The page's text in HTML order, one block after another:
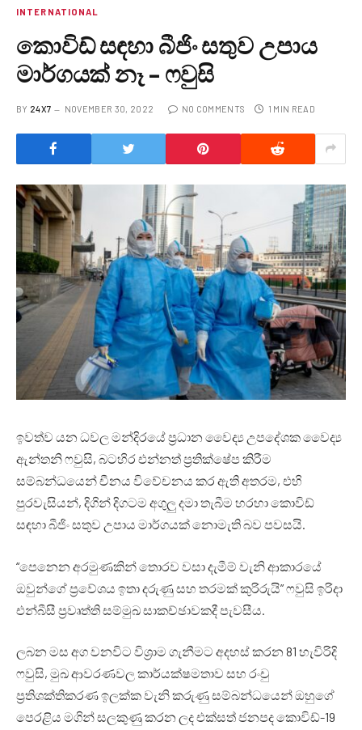
INTERNATIONAL
කොවිඩ් සඳහා බීජිං සතුව උපාය
මාර්ගයක් නෑ – ෆවුසි
BY 24X7 NOVEMBER 30, 2022 NO COMMENTS 1 MIN READ
ඉවත්ව යන ධවල මන්දිරයේ ප්‍රධාන වෛද්‍ය උපදේශක වෛද්‍ය
ඇන්තනි ෆවුසි, බටහිර එන්නත් ප්‍රතික්ෂේප කිරීම
සම්බන්ධයෙන් චීනය විවේචනය කර ඇති අතරම, එහි
පුරවැසියන්, දිගින් දිගටම අගුලු දමා තැබීම හරහා කොවිඩ්
සඳහා බීජිං සතුව උපාය මාර්ගයක් නොමැති බව පවසයි.
“පෙනෙන අරමුණකින් තොරව වසා දැමීම් වැනි ආකාරයේ
ඔවුන්ගේ ප්‍රවේශය ඉතා දරුණු සහ තරමක් කුරිරුයි” ෆවුසි ඉරිදා
එන්බීසී ප්‍රවෘත්ති සම්මුඛ සාකච්ඡාවකදී පැවසීය.
ලබන මස අග වනවිට විශ්‍රාම ගැනීමට අදහස් කරන 81 හැවිරිදි
ෆවුසි, මුඛ ආවරණවල කාර්යක්ෂමතාව සහ රංචු
ප්‍රතිශක්තිකරණ ඉලක්ක වැනි කරුණු සම්බන්ධයෙන් ඔහුගේ
පෙරළිය මගින් සලකුණු කරන ලද එක්සත් ජනපද කොවිඩ්-19